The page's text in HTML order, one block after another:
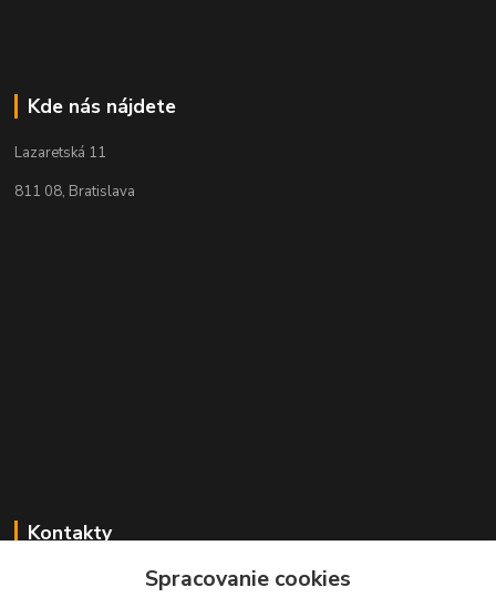
Kde nás nájdete
Lazaretská 11
811 08, Bratislava
Kontakty
+421 2 529 67 411Spracovanie cookies